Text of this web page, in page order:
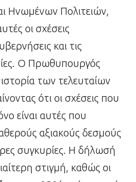
Ηνωμένων Πολιτειών,
οι σχέσεις
και τις
Ο Πρωθυπουργός
των τελευταίων
ότι οι σχέσεις που
είναι αυτές που
αξιακούς δεσμούς
συγκυρίες. Η δήλωσή
στιγμή, καθώς οι